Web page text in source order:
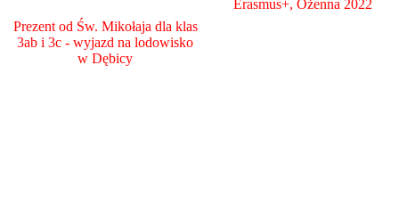
Prezent od Św. Mikołaja dla klas
3ab i 3c - wyjazd na lodowisko
w Dębicy
Erasmus+, Ożenna 2022